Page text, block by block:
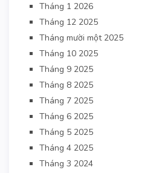
Tháng 1 2026
Tháng 12 2025
Tháng mười một 2025
Tháng 10 2025
Tháng 9 2025
Tháng 8 2025
Tháng 7 2025
Tháng 6 2025
Tháng 5 2025
Tháng 4 2025
Tháng 3 2024